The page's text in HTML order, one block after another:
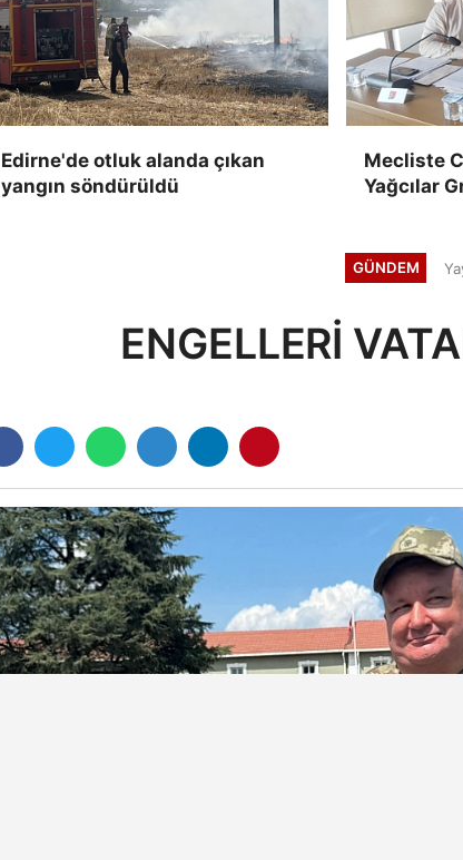
Edirne'de otluk alanda çıkan
yangın söndürüldü
Mecliste
Yağcılar
GÜNDEM
ENGELLERİ